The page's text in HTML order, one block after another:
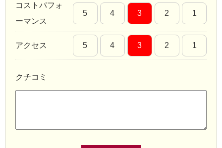
コストパフォ
ーマンス
5 4 3 2 1
アクセス 5 4 3 2 1
クチコミ